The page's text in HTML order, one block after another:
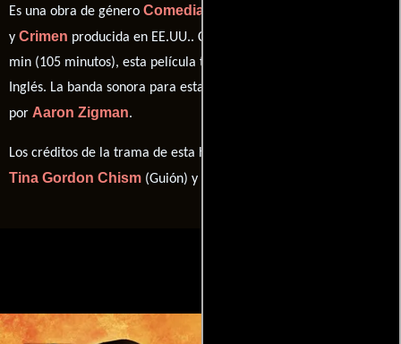
Es una obra de género Comedia
y Crimen producida en EE.UU.. Con una duración de 01 hr 45
min (105 minutos), esta película tiene diálogos originales en
Inglés. La banda sonora para esta producción ha sido compuesta
por Aaron Zigman.
Los créditos de la trama de esta historia están divididos entre
Tina Gordon Chism (Guión) y